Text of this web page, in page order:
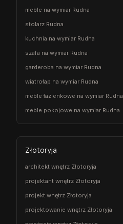
meble na wymiar Rudna
stolarz Rudna
kuchnia na wymiar Rudna
szafa na wymiar Rudna
garderoba na wymiar Rudna
wiatrołap na wymiar Rudna
meble łazienkowe na wymiar Rudna
meble pokojowe na wymiar Rudna
Złotoryja
architekt wnętrz Złotoryja
projektant wnętrz Złotoryja
projekt wnętrz Złotoryja
projektowanie wnętrz Złotoryja